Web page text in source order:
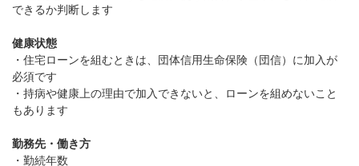
できるか判断します
健康状態
・住宅ローンを組むときは、団体信用生命保険（団信）に加入が
必須です
・持病や健康上の理由で加入できないと、ローンを組めないこと
もあります
勤務先・働き方
・勤続年数